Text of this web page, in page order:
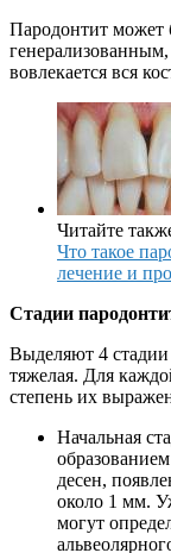
Пародонтит может
вовлекается вся
Читайте
Что такое
лечение и
Стадии
Выделяют 4 стадии
тяжелая. Для
степень их
Начальная
десен,
около 1 мм.
могут